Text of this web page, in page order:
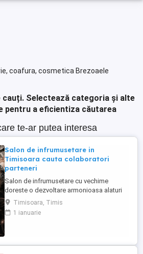
coafura, cosmetica Brezoaele
cauți. Selectează categoria și alte
pentru a eficientiza căutarea
te-ar putea interesa
Salon de infrumusetare in
Timisoara cauta colaboratori
parteneri
Salon de infrumusetare cu vechime
doreste o dezvoltare armonioasa alaturi
de parteneri profesionali si pasionati de
domeniul frumusetii!
Timisoara, Timis
1 ianuarie